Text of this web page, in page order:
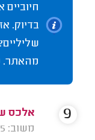
חיוביים
בדיוק.
מהאתר.
אלכס
משוב: 26/11/2025
9